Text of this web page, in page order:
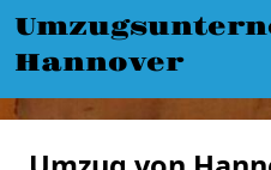
Hannover